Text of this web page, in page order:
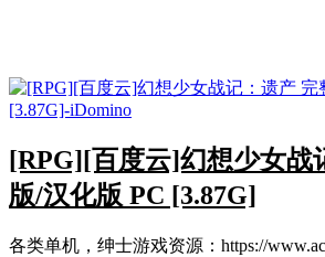
[RPG][百度云]幻想少女战
版/汉化版 PC [3.87G]
各类单机，绅士游戏资源：https://